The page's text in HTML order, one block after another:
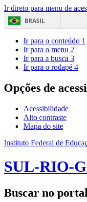
Ir direto para menu de
BRASIL
Ir para o conteúdo 1
Ir para o menu 2
Ir para a busca 3
Ir para o rodapé 4
Opções de
Acessibilidade
Alto contraste
Mapa do site
Instituto Federal de
SUL-RIO-
Buscar no portal